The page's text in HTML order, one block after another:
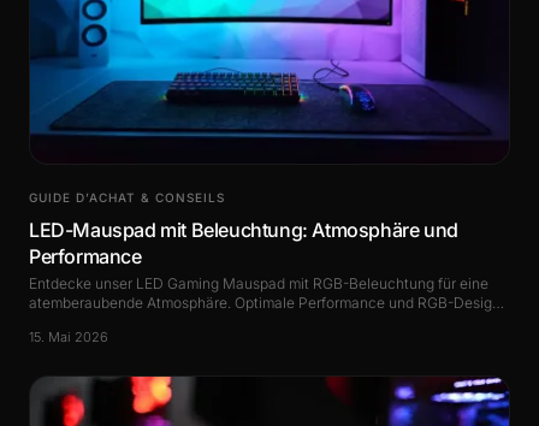
GUIDE D’ACHAT & CONSEILS
LED-Mauspad mit Beleuchtung: Atmosphäre und
Performance
Entdecke unser LED Gaming Mauspad mit RGB-Beleuchtung für eine
atemberaubende Atmosphäre. Optimale Performance und RGB-Design
15. Mai 2026